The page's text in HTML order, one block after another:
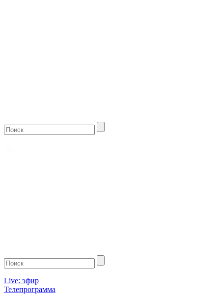
Live: эфир
Телепрограмма